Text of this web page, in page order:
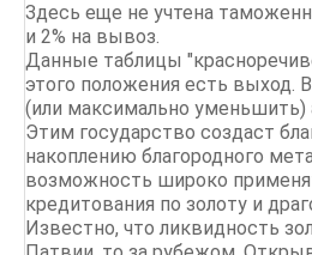
Здесь еще не учтена
и 2% на вывоз.
Данные таблицы
этого положения есть выход.
(или максимально уменьшить)
Этим государство создаст
накоплению благородного
возможность широко
кредитования по золоту и
Известно, что ликвидность